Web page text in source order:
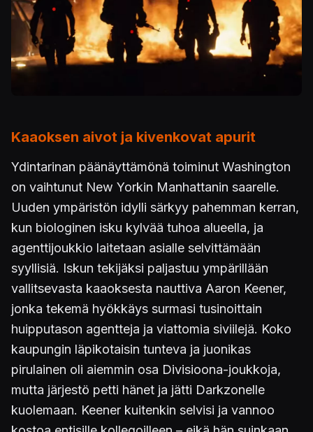
Kaaoksen aivot ja kivenkovat apurit
Ydintarinan päänäyttämönä toiminut Washington
on vaihtunut New Yorkin Manhattanin saarelle.
Uuden ympäristön idylli särkyy pahemman kerran,
kun biologinen isku kylvää tuhoa alueella, ja
agenttijoukkio laitetaan asialle selvittämään
syyllisiä. Iskun tekijäksi paljastuu ympärillään
vallitsevasta kaaoksesta nauttiva Aaron Keener,
jonka tekemä hyökkäys surmasi tusinoittain
huipputason agentteja ja viattomia siviilejä. Koko
kaupungin läpikotaisin tunteva ja juonikas
pirulainen oli aiemmin osa Divisioona-joukkoja,
mutta järjestö petti hänet ja jätti Darkzonelle
kuolemaan. Keener kuitenkin selvisi ja vannoo